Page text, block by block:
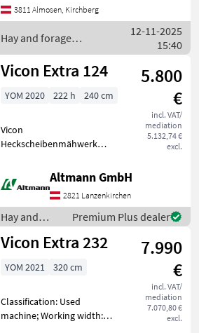
8 Scheiben mit
Fördertrommeln
Schwadscheiben links und
3811 Almosen, Kirchberg
Hay and forage
equipment / Vicon
12-11-2025
15:40
Vicon Extra 124
5.800
€
incl. VAT/
mediation
5.132,74 €
excl.
YOM 2020 222 h 240 cm
Vicon
Heckscheibenmähwerk
40m Arbeitsbreite, 6
Mähscheiben mit
geschraubten Klingen, 3
Klingen pro Scheibe,
einsatzbereiter Zustand.
Altmann GmbH
2821 Lanzenkirchen
Hay and
forage
equipment /
Premium Plus dealer
Vicon Extra 232
7.990
€
incl. VAT/
mediation
7.070,80 €
excl.
YOM 2021 320 cm
Classification: Used
machine; Working width: